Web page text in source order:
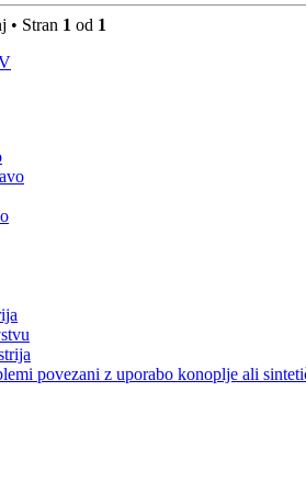
• Stran 1 od 1
povezani z uporabo konoplje ali